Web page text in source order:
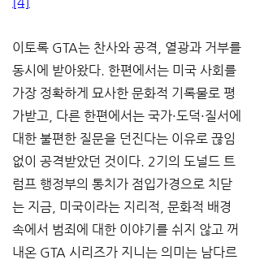
이토록 GTA는 찬사와 공격, 열광과 거부를
동시에 받아왔다. 한편에서는 미국 사회를
가장 정확하게 묘사한 문화적 기록물로 평
가받고, 다른 한편에서는 국가·도덕·질서에
대한 불편한 질문을 던진다는 이유로 끊임
없이 공격받았던 것이다. 2기의 도널드 트
럼프 행정부의 통치가 점입가경으로 치닫
는 지금, 미국이라는 지리적, 문화적 배경
속에서 범죄에 대한 이야기를 쉬지 않고 꺼
내온 GTA 시리즈가 지니는 의미는 남다르